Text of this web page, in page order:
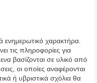
χαρακτήρα.
τις πληροφορίες για
βασίζονται σε υλικό από
οι οποίες αναφέρονται
ή υβριστικά σχόλια θα